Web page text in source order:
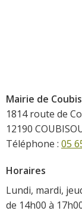
Mairie de
1814 route de
12190
Téléphone : 05
Horaires
Lundi, mardi,
de 14h00 à